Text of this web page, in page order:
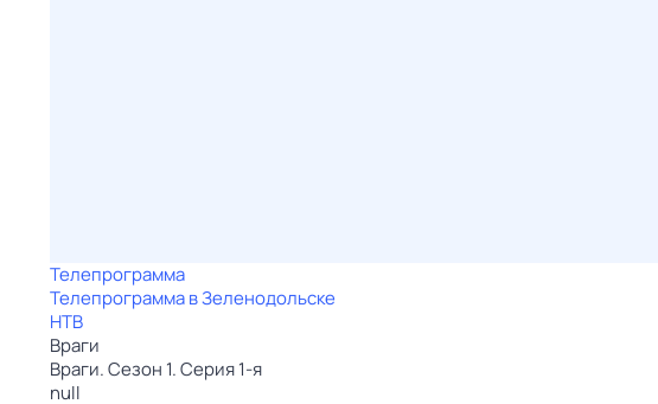
Телепрограмма
Телепрограмма в Зеленодольске
НТВ
Враги
Враги. Сезон 1. Серия 1-я
null